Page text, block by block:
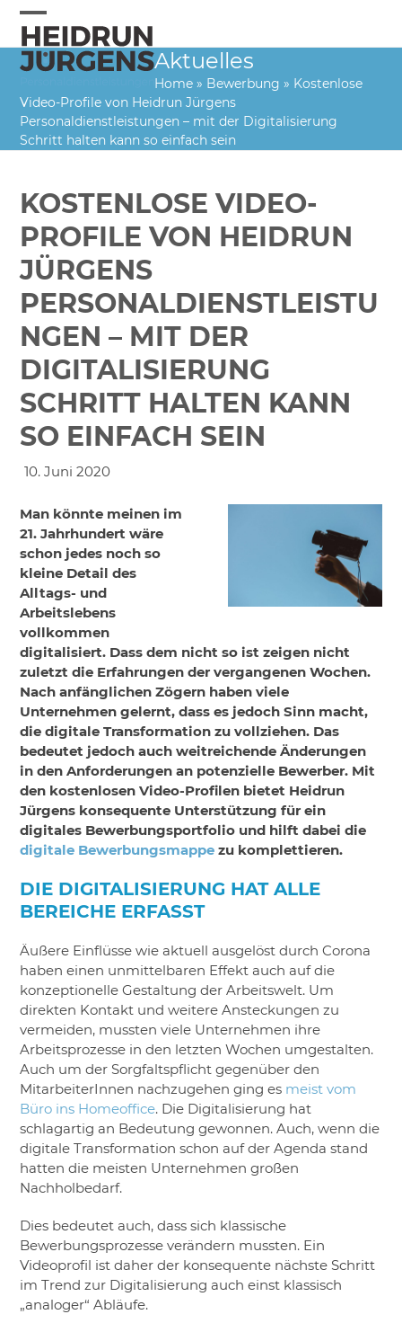
Skip
content
Open
mobile
menu
Close
mobile
menu
Aktuelles
Home » Bewerbung » Kostenlose
Video-Profile von Heidrun Jürgens
Personaldienstleistungen – mit der Digitalisierung
Schritt halten kann so einfach sein
KOSTENLOSE VIDEO-
PROFILE VON HEIDRUN
JÜRGENS
PERSONALDIENSTLEISTU
NGEN – MIT DER
DIGITALISIERUNG
SCHRITT HALTEN KANN
SO EINFACH SEIN
10. Juni 2020
Man könnte meinen im
21. Jahrhundert wäre
schon jedes noch so
kleine Detail des
Alltags- und
Arbeitslebens
vollkommen
digitalisiert. Dass dem nicht so ist zeigen nicht
zuletzt die Erfahrungen der vergangenen Wochen.
Nach anfänglichen Zögern haben viele
Unternehmen gelernt, dass es jedoch Sinn macht,
die digitale Transformation zu vollziehen. Das
bedeutet jedoch auch weitreichende Änderungen
in den Anforderungen an potenzielle Bewerber. Mit
den kostenlosen Video-Profilen bietet Heidrun
Jürgens konsequente Unterstützung für ein
digitales Bewerbungsportfolio und hilft dabei die
digitale Bewerbungsmappe zu komplettieren.
DIE DIGITALISIERUNG HAT ALLE
BEREICHE ERFASST
Äußere Einflüsse wie aktuell ausgelöst durch Corona
haben einen unmittelbaren Effekt auch auf die
konzeptionelle Gestaltung der Arbeitswelt. Um
direkten Kontakt und weitere Ansteckungen zu
vermeiden, mussten viele Unternehmen ihre
Arbeitsprozesse in den letzten Wochen umgestalten.
Auch um der Sorgfaltspflicht gegenüber den
MitarbeiterInnen nachzugehen ging es meist vom
Büro ins Homeoffice. Die Digitalisierung hat
schlagartig an Bedeutung gewonnen. Auch, wenn die
digitale Transformation schon auf der Agenda stand
hatten die meisten Unternehmen großen
Nachholbedarf.
Dies bedeutet auch, dass sich klassische
Bewerbungsprozesse verändern mussten. Ein
Videoprofil ist daher der konsequente nächste Schritt
im Trend zur Digitalisierung auch einst klassisch
„analoger“ Abläufe.